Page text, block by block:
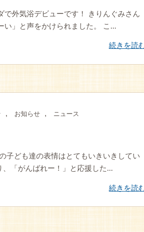
で外気浴デビューです！ きりんぐみさん
」と声をかけられました。 こ...
続きを読
, お知らせ , ニュース
子ども達の表情はとてもいきいきしてい
「がんばれー！」と応援した...
続きを読